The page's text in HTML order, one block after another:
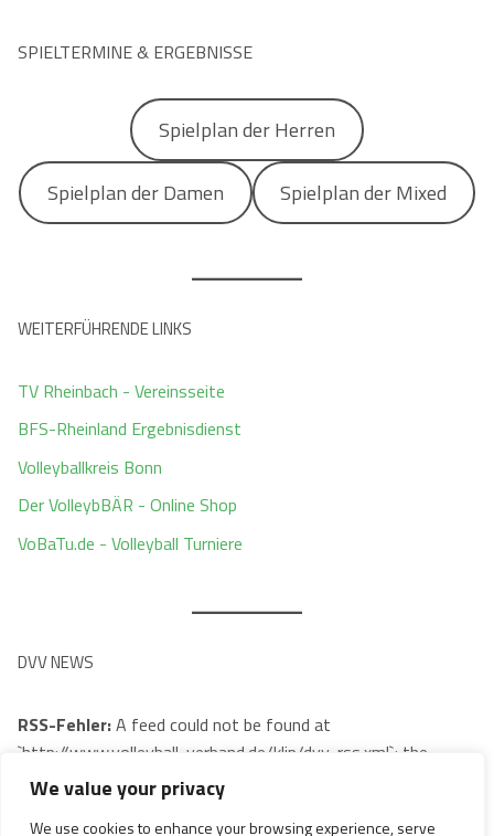
We value your privacy
We use cookies to enhance your browsing experience, serve
SPIELTERMINE & ERGEBNISSE
Spielplan der Herren
Spielplan der Damen Spielplan der Mixed
WEITERFÜHRENDE LINKS
TV Rheinbach - Vereinsseite
BFS-Rheinland Ergebnisdienst
Volleyballkreis Bonn
Der VolleybBÄR - Online Shop
VoBaTu.de - Volleyball Turniere
DVV NEWS
RSS-Fehler:A feed could not be found at
`http://www.volleyball-verband.de/klip/dvv-rss.xml`; the
status code is `404` and content-type is `text/html;
charset=utf-8`